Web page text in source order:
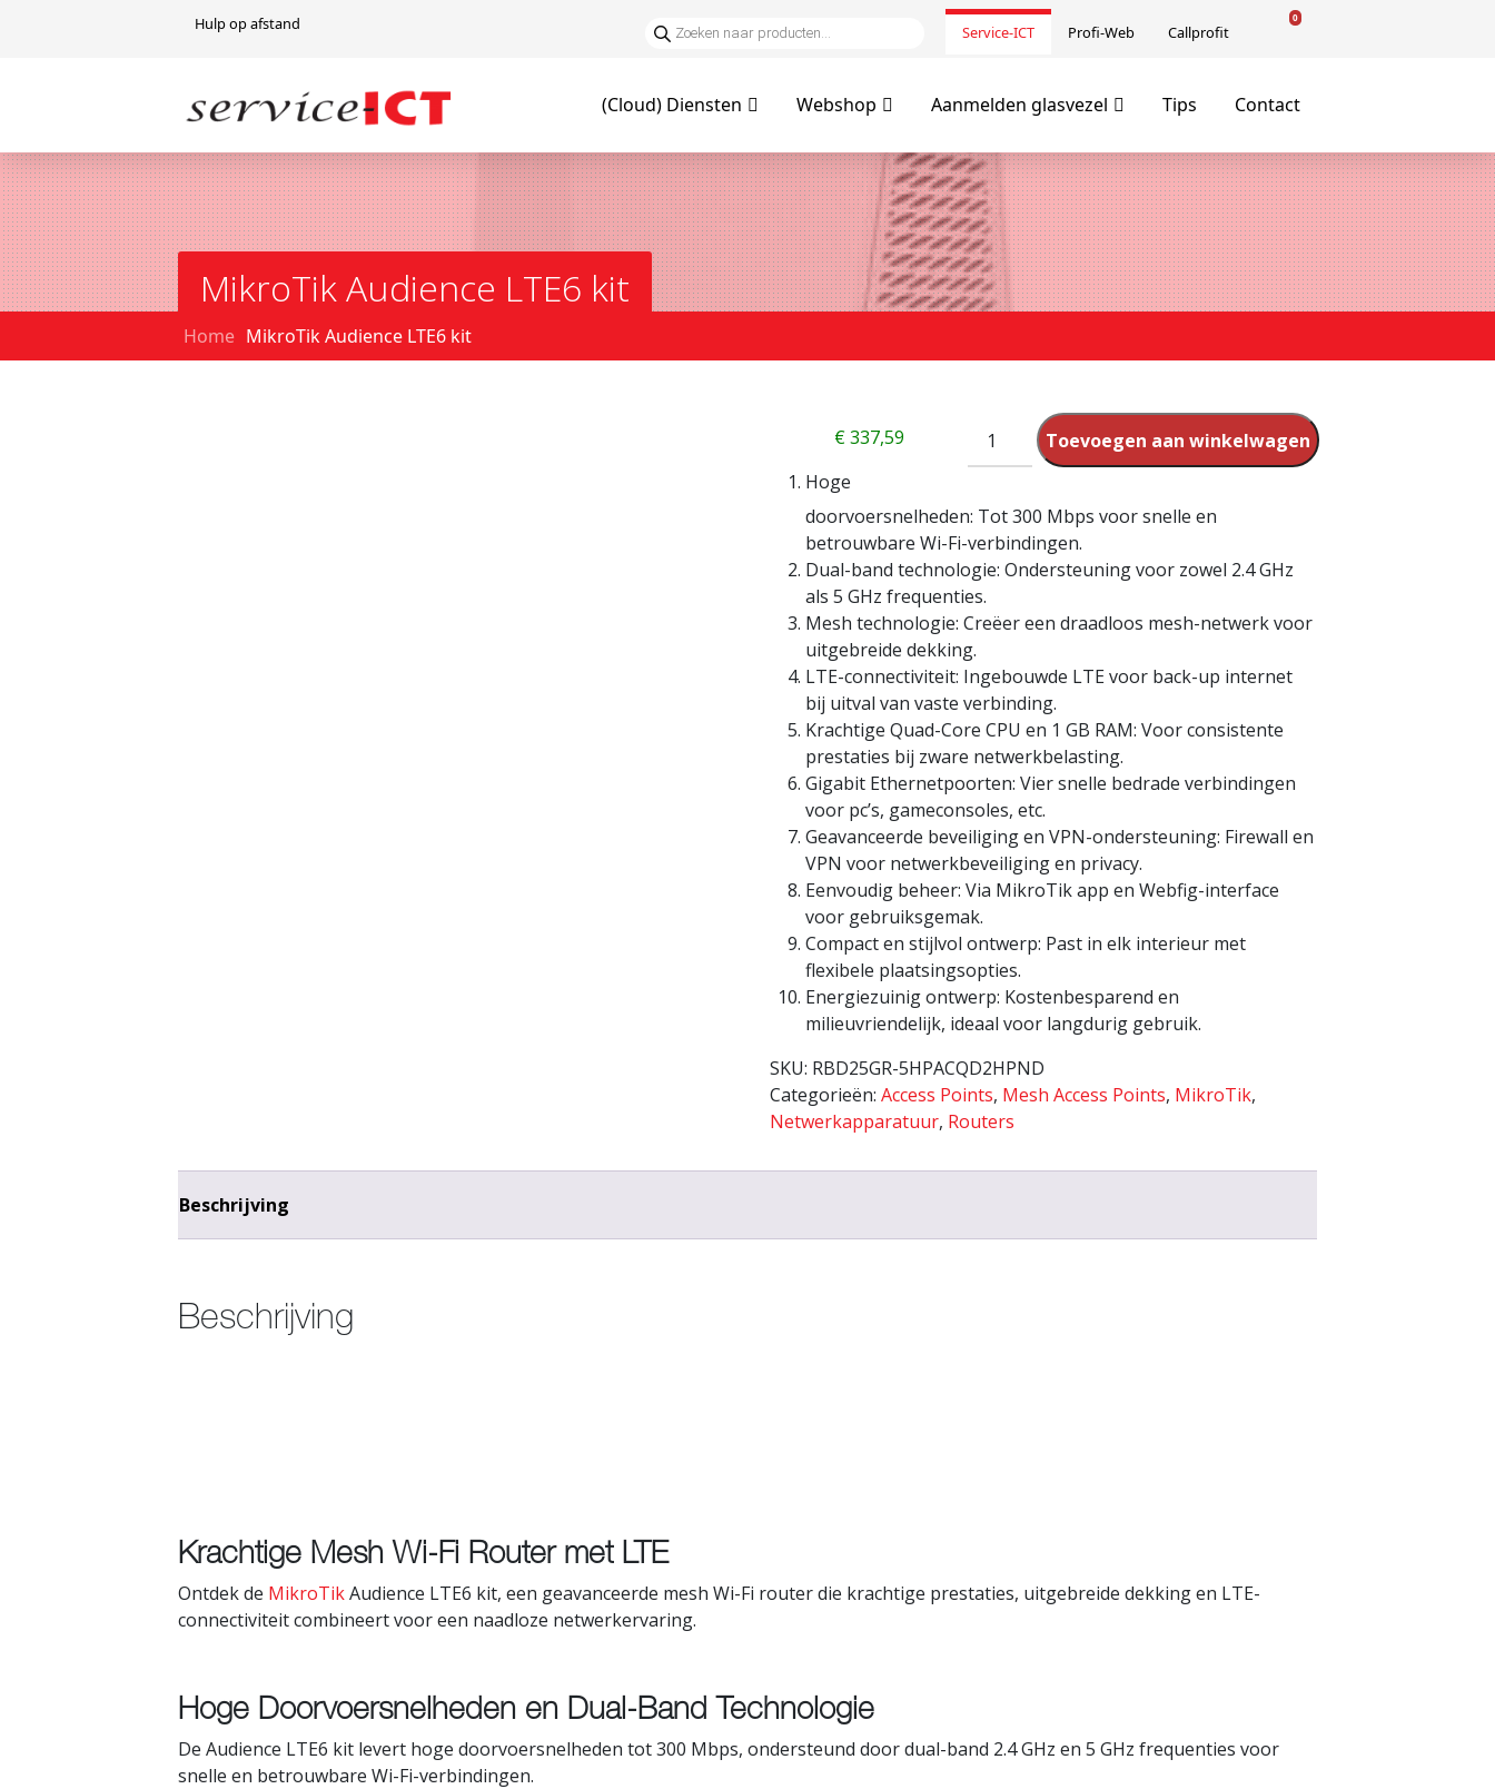
Hulp op afstand Service-ICT Profi-Web Callprofit
0
(Cloud) Diensten Webshop Aanmelden glasvezel Tips Contact
MikroTik Audience LTE6 kit
Home MikroTik Audience LTE6 kit
Toevoegen aan winkelwagen
€337,59
Hoge
doorvoersnelheden: Tot 300 Mbps voor snelle en
betrouwbare Wi-Fi-verbindingen.
Dual-band technologie: Ondersteuning voor zowel 2.4 GHz
als 5 GHz frequenties.
Mesh technologie: Creëer een draadloos mesh-netwerk voor
uitgebreide dekking.
LTE-connectiviteit: Ingebouwde LTE voor back-up internet
bij uitval van vaste verbinding.
Krachtige Quad-Core CPU en 1 GB RAM: Voor consistente
prestaties bij zware netwerkbelasting.
Gigabit Ethernetpoorten: Vier snelle bedrade verbindingen
voor pc’s, gameconsoles, etc.
Geavanceerde beveiliging en VPN-ondersteuning: Firewall en
VPN voor netwerkbeveiliging en privacy.
Eenvoudig beheer: Via MikroTik app en Webfig-interface
voor gebruiksgemak.
Compact en stijlvol ontwerp: Past in elk interieur met
flexibele plaatsingsopties.
Energiezuinig ontwerp: Kostenbesparend en
milieuvriendelijk, ideaal voor langdurig gebruik.
SKU: RBD25GR-5HPACQD2HPND
Categorieën:Access Points, Mesh Access Points, MikroTik,
Netwerkapparatuur, Routers
Beschrijving
Beschrijving
Krachtige Mesh Wi-Fi Router met LTE
Ontdek de MikroTikAudience LTE6 kit, een geavanceerde mesh Wi-Fi router die krachtige prestaties, uitgebreide dekking en LTE-
connectiviteit combineert voor een naadloze netwerkervaring.
Hoge Doorvoersnelheden en Dual-Band Technologie
De Audience LTE6 kit levert hoge doorvoersnelheden tot 300 Mbps, ondersteund door dual-band 2.4 GHz en 5 GHz frequenties voor
snelle en betrouwbare Wi-Fi-verbindingen.